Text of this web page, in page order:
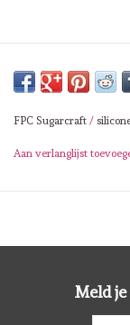
OLO Markers
Impronte D'autore
Siliconen mal
FPC Sugarcraft /
Aan verlanglijst
Meld